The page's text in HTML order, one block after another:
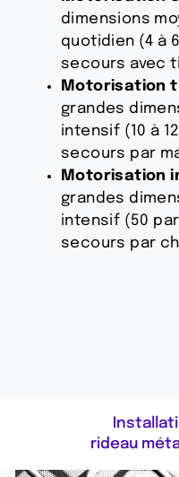
dimensions
quotidien (4 à
secours avec
Motorisation
grandes
intensif (10 à
secours par
Motorisation
grandes
intensif (50
secours par
Installation
rideau métallique
rideau